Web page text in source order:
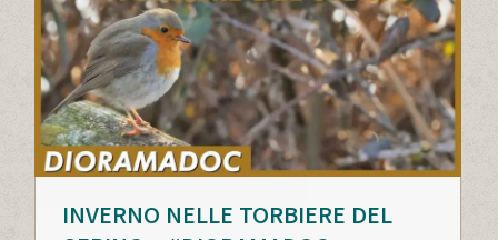
INVERNO NELLE TORBIERE DEL